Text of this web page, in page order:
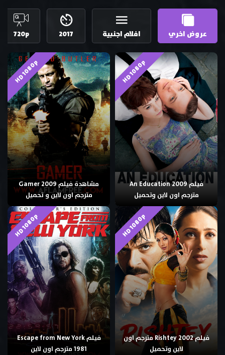
عروض اخري افلام اجنبية 2017
720p
HD 1080p
فيلم An Education 2009
مترجم اون لاين وتحميل
HD 1080p
مشاهدة فيلم Gamer 2009
مترجم اون لاين و تحميل
HD 1080p
فيلم Rishtey 2002 مترجم اون
لاين وتحميل
HD 1080p
فيلم Escape from New York
1981 مترجم اون لاين